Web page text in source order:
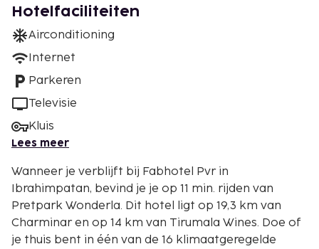
Hotelfaciliteiten
Airconditioning
Internet
Parkeren
Televisie
Kluis
Lees meer
Wanneer je verblijft bij Fabhotel Pvr in
Ibrahimpatan, bevind je je op 11 min. rijden van
Pretpark Wonderla. Dit hotel ligt op 19,3 km van
Charminar en op 14 km van Tirumala Wines. Doe of
je thuis bent in één van de 16 klimaatgeregelde